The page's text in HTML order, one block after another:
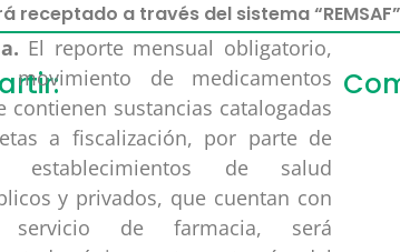
receptado a través del sistema “REMSAF”
El reporte mensual obligatorio,
movimiento de medicamentos
contienen sustancias catalogadas
a fiscalización, por parte de
establecimientos de salud
y privados, que cuentan con
de farmacia, será